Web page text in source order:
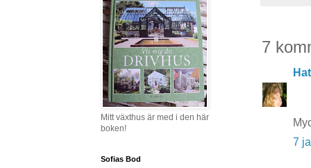
7
7
Mitt växthus är med i den här
boken!
Sofias Bod